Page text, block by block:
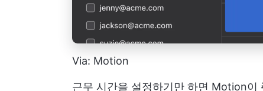
Via: Motion
근무 시간을 설정하기만 하면 Motion이